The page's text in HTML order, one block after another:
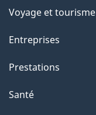
Voyage et tourisme
Entreprises
Prestations
Santé